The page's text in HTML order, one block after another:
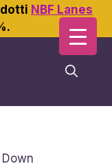
NBF Lanes